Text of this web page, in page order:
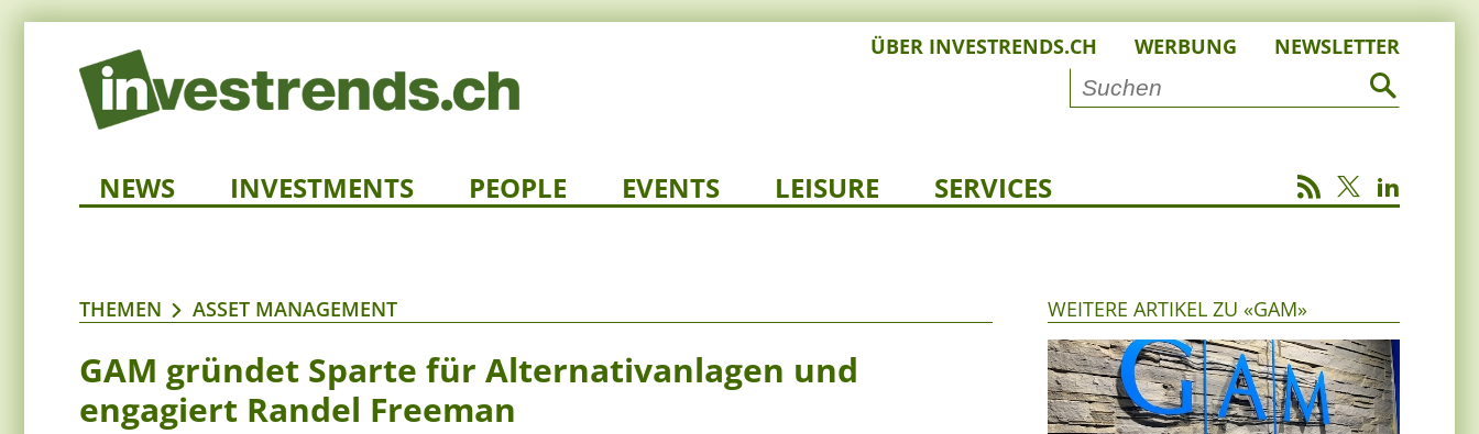
ÜBER INVESTRENDS.CH WERBUNG NEWSLETTER
NEWS INVESTMENTS PEOPLE EVENTS LEISURE SERVICES
THEMEN ASSET MANAGEMENT
GAM gründet Sparte für Alternativanlagen und
engagiert Randel Freeman
WEITERE ARTIKEL ZU «GAM»